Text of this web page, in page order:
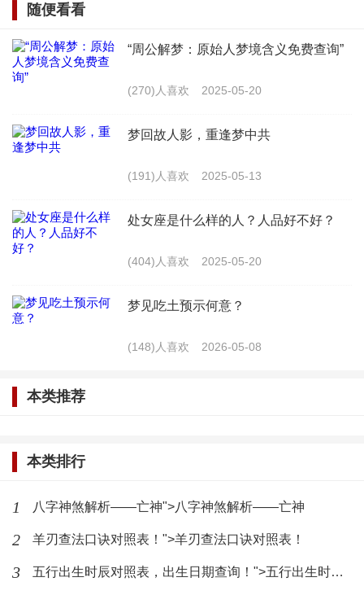
策略来避免或减轻负面影响：
1. 避免直接冲突：在日常生活中，午时女应尽量
避免与属猪、鼠、蛇的人发生正面冲突，特别是在涉
2. 增进沟通：与属猪、鼠、蛇的人交往时，要注
重沟通，了解彼此的观念和需求，寻找共同点，减少
误解。
3. 求同存异：尊重不同的性格和观点，学会包
命理师或相关专业人士，寻求更为科学的建议。
午时女最忌的三属相是猪、鼠、蛇，但这并不意
解命理相冲相克的知识，我们可以更好地调整自己的
中更加和谐相处。
最新文章
随便看看
“周公解梦：原始人梦境含义免费查询”
(270)人喜欢 2025-05-20
梦回故人影，重逢梦中共
(191)人喜欢 2025-05-13
处女座是什么样的人？人品好不好？
(404)人喜欢 2025-05-20
梦见吃土预示何意？
(148)人喜欢 2026-05-08
本类推荐
本类排行
1 八字神煞解析——亡神">八字神煞解析——亡神
2 羊刃查法口诀对照表！">羊刃查法口诀对照表！
3 五行出生时辰对照表，出生日期查询！">五行出生时辰对照表，出生日期查询！